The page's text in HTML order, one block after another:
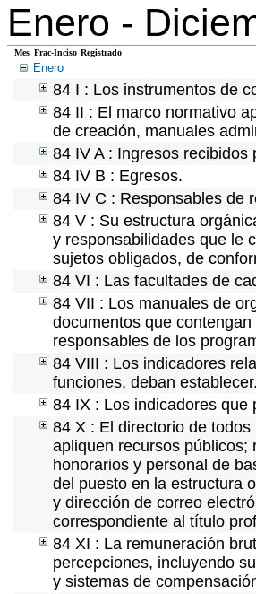
Enero -
Mes Frac-Inciso Registrado
Enero
84 I : Los instrumentos de
84 II : El marco normativo
de creación, manuales
84 IV A : Ingresos
84 IV B : Egresos.
84 IV C : Responsables de
84 V : Su estructura
y responsabilidades que le
sujetos obligados, de
84 VI : Las facultades de
84 VII : Los manuales de
documentos que
responsables de los
84 VIII : Los indicadores
funciones, deban establecer.
84 IX : Los indicadores que
84 X : El directorio de
apliquen recursos públicos;
honorarios y personal de
del puesto en la estructura
y dirección de correo
correspondiente al título
84 XI : La remuneración
percepciones, incluyendo
y sistemas de